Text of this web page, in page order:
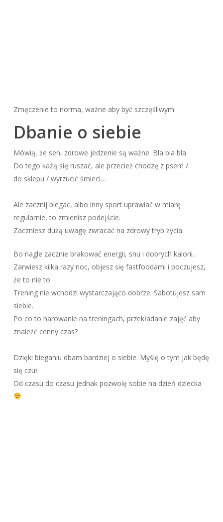
Zmęczenie to norma, ważne aby być szczęśliwym.
Dbanie o siebie
Mówią, że sen, zdrowe jedzenie są ważne. Bla bla bla.
Do tego każą się ruszać, ale przecież chodzę z psem /
do sklepu / wyrzucić śmieci…
Ale zacznij biegać, albo inny sport uprawiać w miarę
regularnie, to zmienisz podejście.
Zaczniesz dużą uwagę zwracać na zdrowy tryb życia.
Bo nagle zacznie brakować energii, snu i dobrych kalorii.
Zarwiesz kilka razy noc, objesz się fastfoodami i poczujesz,
że to nie to.
Trening nie wchodzi wystarczająco dobrze. Sabotujesz sam
siebie.
Po co to harowanie na treningach, przekładanie zajęć aby
znaleźć cenny czas?
Dzięki bieganiu dbam bardziej o siebie. Myślę o tym jak będę
się czuł.
Od czasu do czasu jednak pozwolę sobie na dzień dziecka